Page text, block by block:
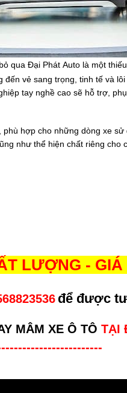
qua Đại Phát Auto là một thiếu
đến vẻ sang trọng, tinh tế và
tay nghề cao sẽ hỗ trợ,
hợp cho những dòng xe
như thể hiện chất riêng cho
LƯỢNG - GIÁ
để được
MÂM XE Ô TÔ TẠI